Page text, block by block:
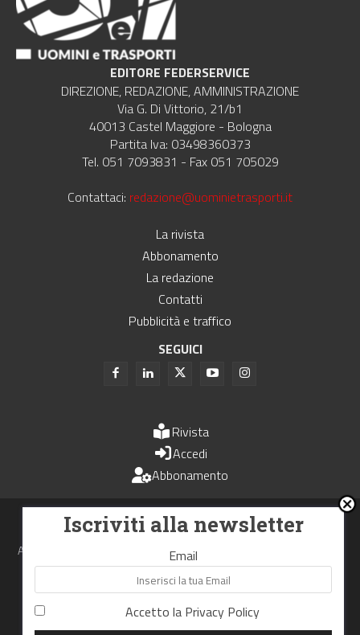
EDITORE FEDERSERVICE
DIREZIONE, REDAZIONE, AMMINISTRAZIONE
Via G. Di Vittorio, 21/b1
40013 Castel Maggiore - Bologna
Partita Iva: 03498360373
Tel. 051 7093831 - Fax 051 705029
Contattaci: redazione@uominietrasporti.it
La rivista
Abbonamento
La redazione
Contatti
Pubblicità e traffico
SEGUICI
Rivista
Accedi
Abbonamento
Uomini e Trasporti è un periodico associato all'Unione Stampa
Periodica Italiana - USPI
Autorizzazione del Tribunale di Bologna N.4993 del 15 giugno 1982
Webdesign made inNowhere
RIPRODUZIONE RISERVATA Privacy Policy Cookie Policy
Termini e Condizioni di utilizzo
Iscriviti alla newsletter
Email
Accetto la Privacy Policy